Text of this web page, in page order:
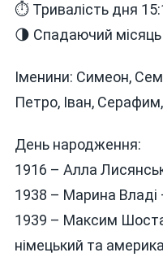
⏱ Тривалість дня
🌗 Спадаючий
Іменини: Симеон,
Петро, Іван,
День народження:
1916 – Алла
1938 – Марина Владі
1939 – Максим
німецький та